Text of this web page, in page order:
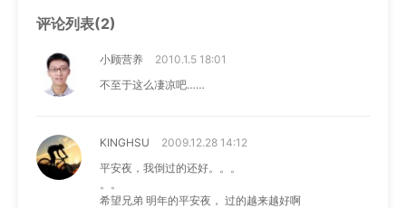
评论列表(2)
小顾营养
2010.1.5 18:01
不至于这么凄凉吧……
KINGHSU
2009.12.28 14:12
平安夜，我倒过的还好。。。
。。
希望兄弟 明年的平安夜， 过的越来越好啊